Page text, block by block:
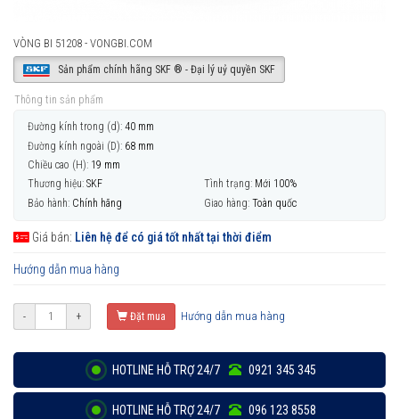
VÒNG BI 51208 - VONGBI.COM
Sản phẩm chính hãng SKF ® - Đại lý uỷ quyền SKF
Thông tin sản phẩm
Đường kính trong (d): 40 mm
Đường kính ngoài (D): 68 mm
Chiều cao (H): 19 mm
Thương hiệu: SKF Tình trạng: Mới 100%
Bảo hành: Chính hãng Giao hàng: Toàn quốc
Giá bán: Liên hệ để có giá tốt nhất tại thời điểm
Hướng dẫn mua hàng
- + Đặt mua Hướng dẫn mua hàng
HOTLINE HỖ TRỢ 24/7 0921 345 345
HOTLINE HỖ TRỢ 24/7 096 123 8558